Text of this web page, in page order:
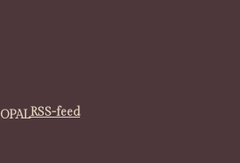
RSS-feed